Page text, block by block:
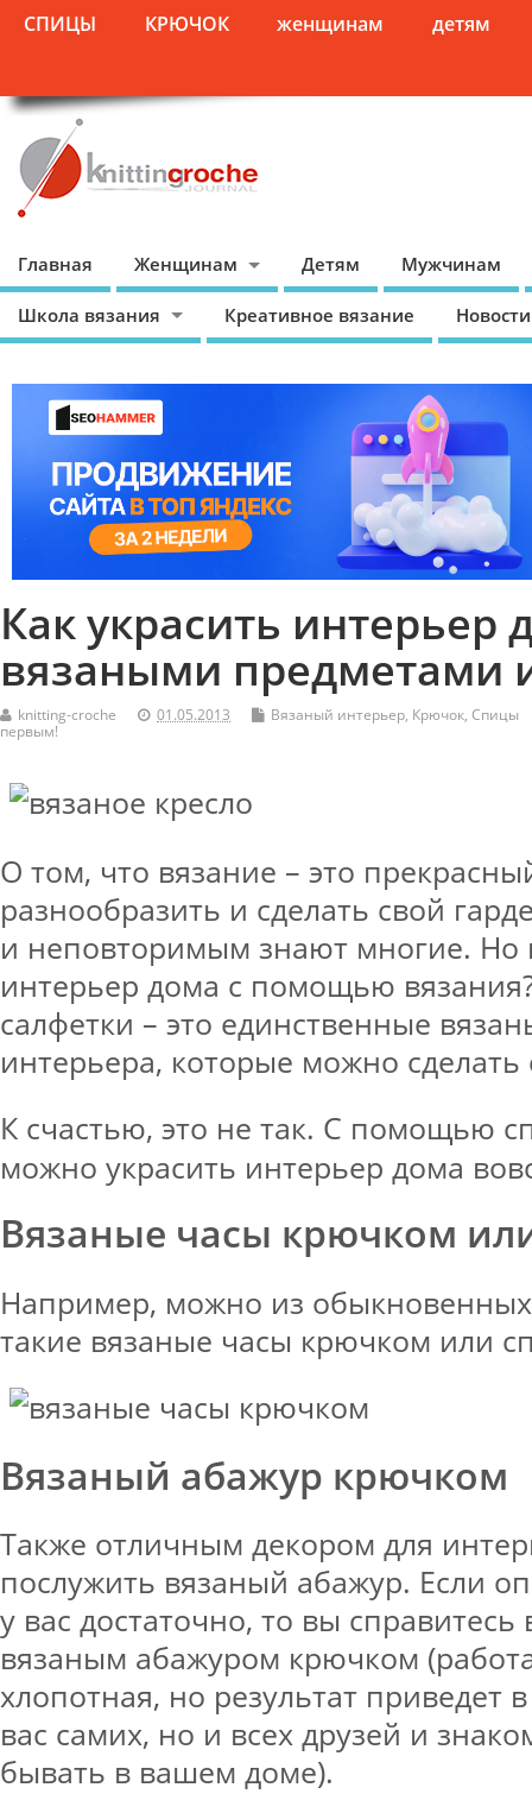
СПИЦЫ КРЮЧОК женщинам детям
Главная Женщинам Детям Мужчинам
Школа вязания Креативное вязание
Как украсить интерьер
вязаными предметами
knitting-croche 01.05.2013 Вязаный интерьер, Крючок, Спицы
первым!
О том, что вязание – это
разнообразить и сделать свой
и неповторимым знают многие. Но
интерьер дома с помощью
салфетки – это единственные
интерьера, которые можно
К счастью, это не так. С помощью
можно украсить интерьер дома
Вязаные часы крючком
Например, можно из обыкновенных
такие вязаные часы крючком или
Вязаный абажур крючком
Также отличным декором для
послужить вязаный абажур. Если
у вас достаточно, то вы справитесь
вязаным абажуром крючком
хлопотная, но результат приведет
вас самих, но и всех друзей и
бывать в вашем доме).